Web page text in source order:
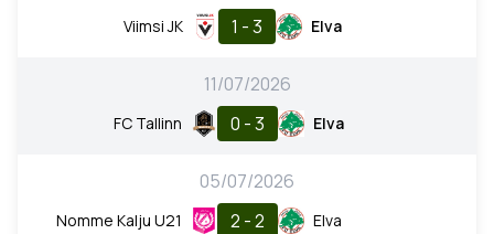
Viimsi JK 1 - 3 Elva
11/07/2026
FC Tallinn 0 - 3 Elva
05/07/2026
Nomme Kalju U21 2 - 2 Elva